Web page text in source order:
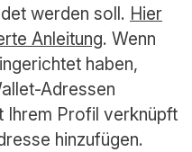
werden soll. Hier
Anleitung. Wenn
haben,
Adressen
Ihrem Profil verknüpft
hinzufügen.